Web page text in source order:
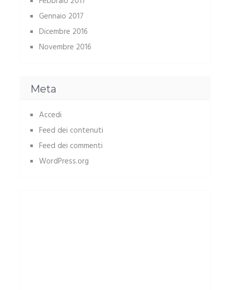
Gennaio 2017
Dicembre 2016
Novembre 2016
Meta
Accedi
Feed dei contenuti
Feed dei commenti
WordPress.org